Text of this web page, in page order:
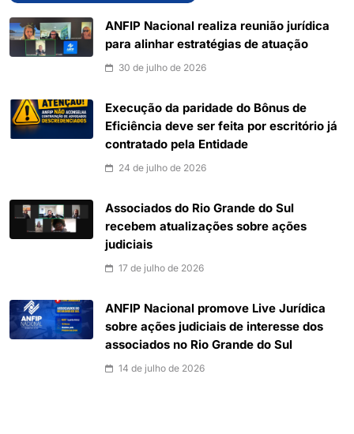
ANFIP Nacional realiza reunião jurídica
para alinhar estratégias de atuação
30 de julho de 2026
Execução da paridade do Bônus de
Eficiência deve ser feita por escritório já
contratado pela Entidade
24 de julho de 2026
Associados do Rio Grande do Sul
recebem atualizações sobre ações
judiciais
17 de julho de 2026
ANFIP Nacional promove Live Jurídica
sobre ações judiciais de interesse dos
associados no Rio Grande do Sul
14 de julho de 2026